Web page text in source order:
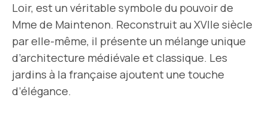
Loir, est un véritable symbole du pouvoir de
Mme de Maintenon. Reconstruit au XVIIe siècle
par elle-même, il présente un mélange unique
d’architecture médiévale et classique. Les
jardins à la française ajoutent une touche
d’élégance.